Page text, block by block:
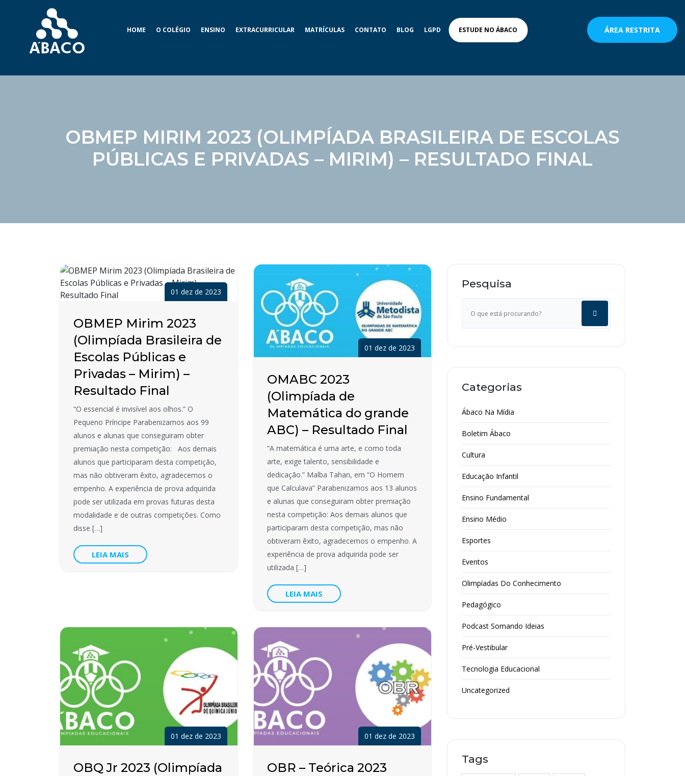
HOME O COLÉGIO ENSINO EXTRACURRICULAR MATRÍCULAS CONTATO BLOG LGPD ESTUDE NO ÁBACO ÁREA RESTRITA
OBMEP MIRIM 2023 (OLIMPÍADA BRASILEIRA DE ESCOLAS
PÚBLICAS E PRIVADAS – MIRIM) – RESULTADO FINAL
01 dez de 2023
OBMEP Mirim 2023
(Olimpíada Brasileira de
Escolas Públicas e
Privadas – Mirim) –
Resultado Final
“O essencial é invisível aos olhos.” O
Pequeno Príncipe Parabenizamos aos 99
alunos e alunas que conseguiram obter
premiação nesta competição: Aos demais
alunos que participaram desta competição,
mas não obtiveram êxito, agradecemos o
empenho. A experiência de prova adquirida
pode ser utilizada em provas futuras desta
modalidade e de outras competições. Como
disse […]
LEIA MAIS
01 dez de 2023
OMABC 2023
(Olimpíada de
Matemática do grande
ABC) – Resultado Final
“A matemática é uma arte, e como toda
arte, exige talento, sensibilidade e
dedicação.” Malba Tahan, em “O Homem
que Calculava” Parabenizamos aos 13 alunos
e alunas que conseguiram obter premiação
nesta competição: Aos demais alunos que
participaram desta competição, mas não
obtiveram êxito, agradecemos o empenho. A
experiência de prova adquirida pode ser
utilizada […]
LEIA MAIS
01 dez de 2023
OBQ Jr 2023 (Olimpíada
01 dez de 2023
OBR – Teórica 2023
Pesquisa
Categorias
Ábaco Na Mídia
Boletim Ábaco
Cultura
Educação Infantil
Ensino Fundamental
Ensino Médio
Esportes
Eventos
Olimpíadas Do Conhecimento
Pedagógico
Podcast Somando Ideias
Pré-Vestibular
Tecnologia Educacional
Uncategorized
Tags